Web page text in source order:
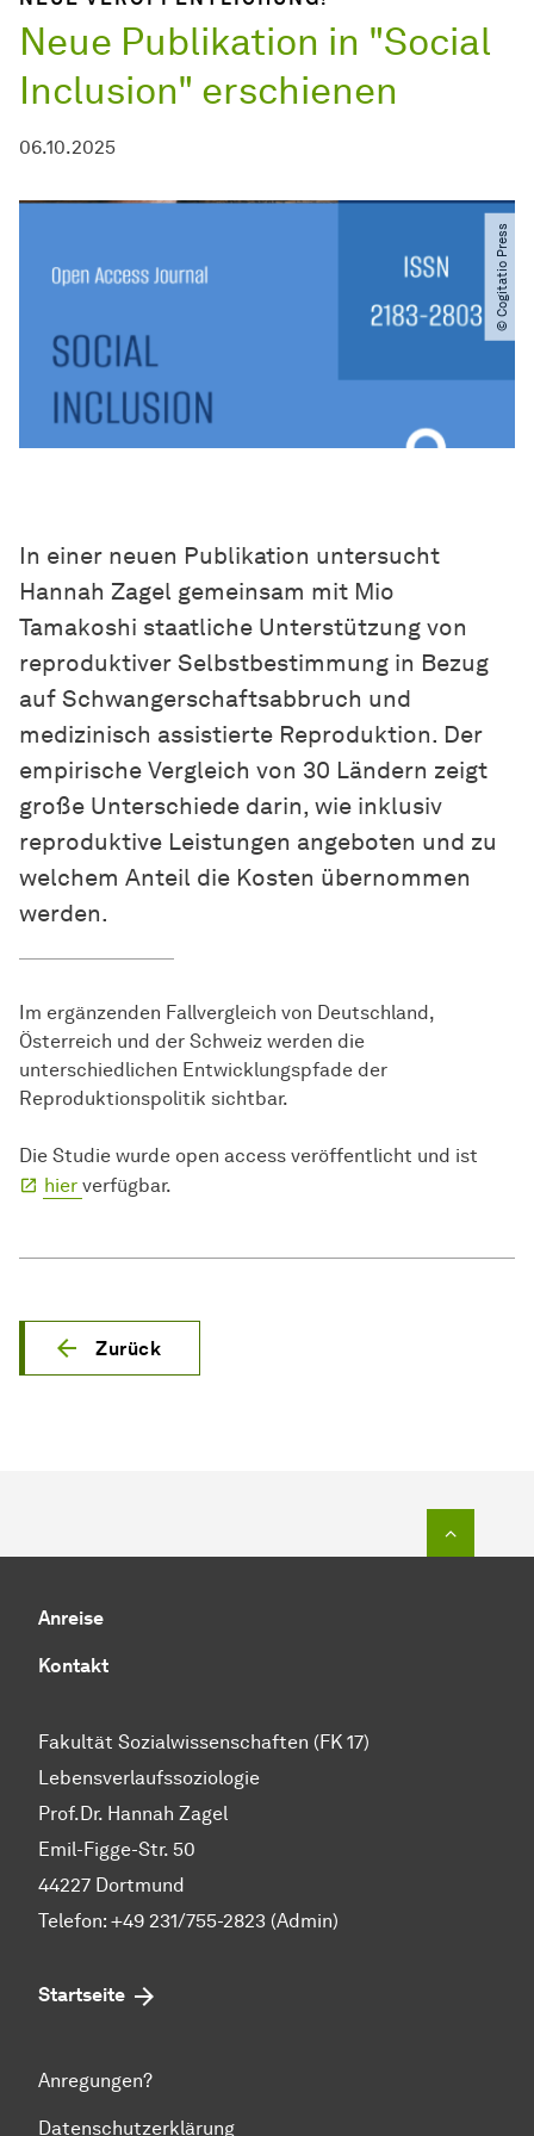
Neue Publikation in "Social
Inclusion" erschienen
06.10.2025
© Cogitatio Press
In einer neuen Publikation untersucht
Hannah Zagel gemeinsam mit Mio
Tamakoshi staatliche Unterstützung von
reproduktiver Selbstbestimmung in Bezug
auf Schwangerschaftsabbruch und
medizinisch assistierte Reproduktion. Der
empirische Vergleich von 30 Ländern zeigt
große Unterschiede darin, wie inklusiv
reproduktive Leistungen angeboten und zu
welchem Anteil die Kosten übernommen
werden.
Im ergänzenden Fallvergleich von Deutschland,
Österreich und der Schweiz werden die
unterschiedlichen Entwicklungspfade der
Reproduktionspolitik sichtbar.
Die Studie wurde open access veröffentlicht und ist
hier verfügbar.
Zurück
Anreise
Kontakt
Fakultät Sozialwissenschaften (FK 17)
Lebensverlaufssoziologie
Prof.Dr. Hannah Zagel
Emil-Figge-Str. 50
44227 Dortmund
Telefon: +49 231/755-2823 (Admin)
Startseite
Anregungen?
Datenschutzerklärung